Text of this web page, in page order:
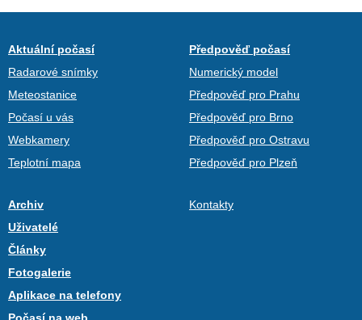
Aktuální počasí
Radarové snímky
Meteostanice
Počasí u vás
Webkamery
Teplotní mapa
Předpověď počasí
Numerický model
Předpověď pro Prahu
Předpověď pro Brno
Předpověď pro Ostravu
Předpověď pro Plzeň
Archiv
Uživatelé
Články
Fotogalerie
Aplikace na telefony
Kontakty